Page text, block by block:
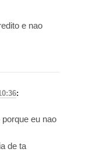
e nao
:
eu nao
de ta